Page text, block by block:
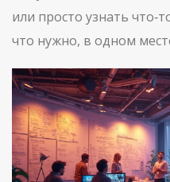
или просто узнать
что нужно, в одном